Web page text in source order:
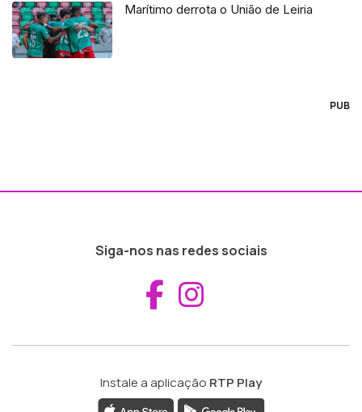
Marítimo derrota o União de Leiria
PUB
Siga-nos nas redes sociais
Aceder ao
Instale a aplicação RTP Play